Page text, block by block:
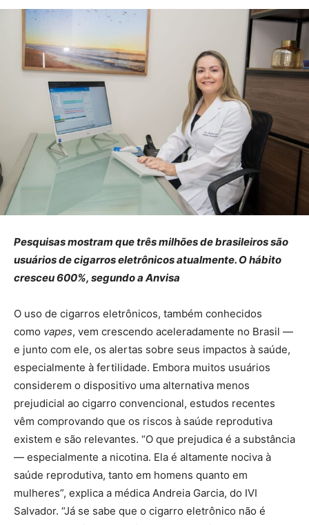
Pesquisas mostram que três milhões de brasileiros são
usuários de cigarros eletrônicos atualmente. O hábito
cresceu 600%, segundo a Anvisa
O uso de cigarros eletrônicos, também conhecidos
como vapes, vem crescendo aceleradamente no Brasil —
e junto com ele, os alertas sobre seus impactos à saúde,
especialmente à fertilidade. Embora muitos usuários
considerem o dispositivo uma alternativa menos
prejudicial ao cigarro convencional, estudos recentes
vêm comprovando que os riscos à saúde reprodutiva
existem e são relevantes. “O que prejudica é a substância
— especialmente a nicotina. Ela é altamente nociva à
saúde reprodutiva, tanto em homens quanto em
mulheres”, explica a médica Andreia Garcia, do IVI
Salvador. “Já se sabe que o cigarro eletrônico não é